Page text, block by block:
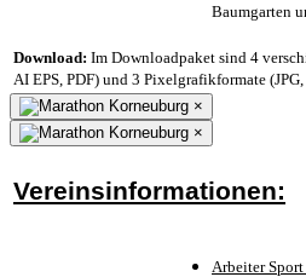
Baumgarten
Download: Im Downloadpaket sind 4
AI EPS, PDF) und 3 Pixelgrafikformate (JPG,
×
×
Vereinsinformationen:
Arbeiter